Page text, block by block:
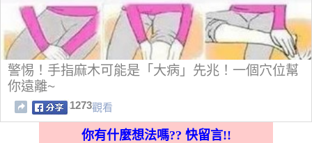
警惕！手指麻木可能是「大病」先兆！一個穴位幫
你遠離~
1273觀看
你有什麼想法嗎?? 快留言!!